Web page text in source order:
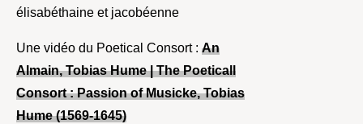
élisabéthaine et jacobéenne
Une vidéo du Poetical Consort : An
Almain, Tobias Hume | The Poeticall
Consort : Passion of Musicke, Tobias
Hume (1569-1645)